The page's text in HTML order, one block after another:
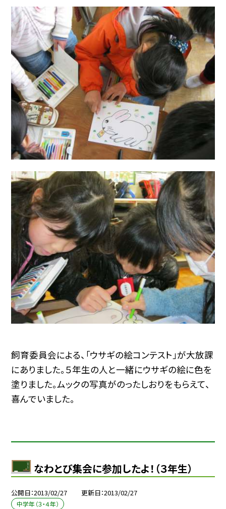
飼育委員会による、「ウサギの絵コンテスト」が大放課
にありました。５年生の人と一緒にウサギの絵に色を
塗りました。ムックの写真がのったしおりをもらえて、
喜んでいました。
なわとび集会に参加したよ！（３年生）
公開日 2013/02/27 更新日 2013/02/27
中学年（３・４年）